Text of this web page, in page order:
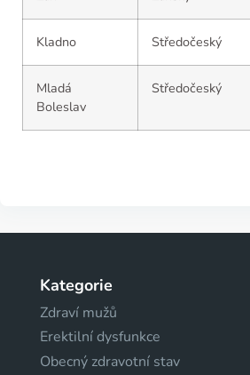
Kladno Středočeský
Mladá
Boleslav
Středočeský
Kategorie
Zdraví mužů
Erektilní dysfunkce
Obecný zdravotní stav